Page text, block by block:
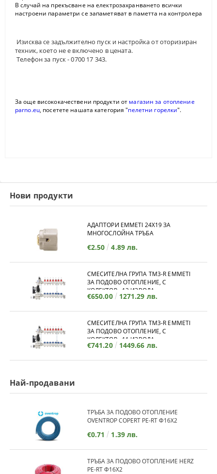
В случай на прекъсване на електрозахранването всички
настроени параметри се запаметяват в паметта на контролера
Изисква се задължително пуск и настройка от оторизиран
техник, което не е включено в цената.
Телефон за пуск - 0700 17 343.
За още висококачествени продукти от магазин за отопление
parno.eu, посетете нашата категория "пелетни горелки".
Нови продукти
АДАПТОРИ EMMETI 24X19 ЗА
МНОГОСЛОЙНА ТРЪБА
€2.50 4.89 лв.
СМЕСИТЕЛНА ГРУПА TM3-R EMMETI
ЗА ПОДОВО ОТОПЛЕНИЕ, С
КОЛЕКТОР - 12 ИЗВОДА
€650.00 1271.29 лв.
СМЕСИТЕЛНА ГРУПА TM3-R EMMETI
ЗА ПОДОВО ОТОПЛЕНИЕ, С
КОЛЕКТОР - 11 ИЗВОДА
€741.20 1449.66 лв.
Най-продавани
ТРЪБА ЗА ПОДОВО ОТОПЛЕНИЕ
OVENTROP COPERT PE-RT Ф16Х2
€0.71 1.39 лв.
ТРЪБА ЗА ПОДОВО ОТОПЛЕНИЕ HERZ
PE-RT Ф16Х2